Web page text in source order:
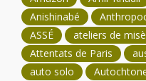
Anishinabé
ASSÉ
ateliers de
Attentats de Paris
auto solo